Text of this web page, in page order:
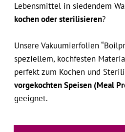
Lebensmittel in siedendem
kochen oder sterilisieren?
Unsere Vakuumierfolien
speziellem, kochfesten
perfekt zum Kochen und
vorgekochten Speisen (Meal
geeignet.